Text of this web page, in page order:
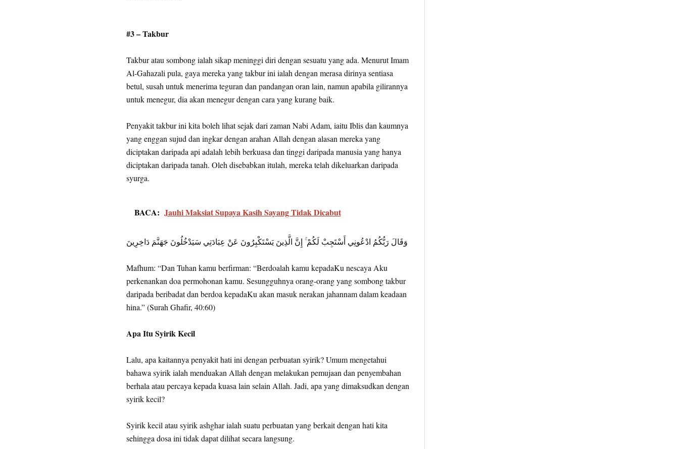
#3 – Takbur
Takbur atau sombong ialah sikap meninggi diri dengan sesuatu yang ada. Menurut Imam
Al-Gahazali pula, gaya mereka yang takbur ini ialah dengan merasa dirinya sentiasa
betul, susah untuk menerima teguran dan pandangan oran lain, namun apabila gilirannya
untuk menegur, dia akan menegur dengan cara yang kurang baik.
Penyakit takbur ini kita boleh lihat sejak dari zaman Nabi Adam, iaitu Iblis dan kaumnya
yang enggan sujud dan ingkar dengan arahan Allah dengan alasan mereka yang
diciptakan daripada api adalah lebih berkuasa dan tinggi daripada manusia yang hanya
diciptakan daripada tanah. Oleh disebabkan itulah, mereka telah dikeluarkan daripada
syurga.
BACA: Jauhi Maksiat Supaya Kasih Sayang Tidak Dicabut
وَقَالَ رَبُّكُمُ ادْعُونِي أَسْتَجِبْ لَكُمْ ۚ إِنَّ الَّذِينَ يَسْتَكْبِرُونَ عَنْ عِبَادَتِي سَيَدْخُلُونَ جَهَنَّمَ دَاخِرِينَ
Mafhum: “Dan Tuhan kamu berfirman: “Berdoalah kamu kepadaKu nescaya Aku
perkenankan doa permohonan kamu. Sesungguhnya orang-orang yang sombong takbur
daripada beribadat dan berdoa kepadaKu akan masuk nerakan jahannam dalam keadaan
hina.” (Surah Ghafir, 40:60)
Apa Itu Syirik Kecil
Lalu, apa kaitannya penyakit hati ini dengan perbuatan syirik? Umum mengetahui
bahawa syirik ialah menduakan Allah dengan melakukan pemujaan dan penyembahan
berhala atau percaya kepada kuasa lain selain Allah. Jadi, apa yang dimaksudkan dengan
syirik kecil?
Syirik kecil atau syirik ashghar ialah suatu perbuatan yang berkait dengan hati kita
sehingga dosa ini tidak dapat dilihat secara langsung.